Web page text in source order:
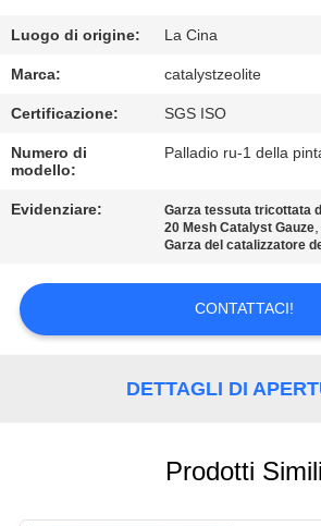
QUALITÀ
CONTATTICI
NOTIZIE
MAPPA
Luogo di origine: La Cina
Marca: catalystzeolite
Certificazione: SGS ISO
Numero di
modello:
Palladio ru-1 della
Evidenziare: Garza tessuta tricottata
20 Mesh Catalyst Gauze,
Garza del catalizzatore
CONTATTACI!
DETTAGLI DI
Prodotti Simili